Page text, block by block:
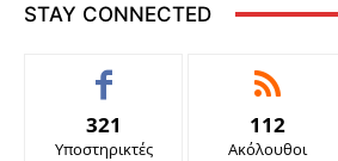
STAY CONNECTED
321
Υποστηρικτές
112
Ακόλουθοι